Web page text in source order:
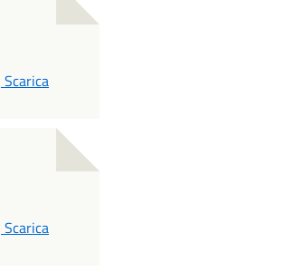
PDF
Scarica
PDF
Scarica